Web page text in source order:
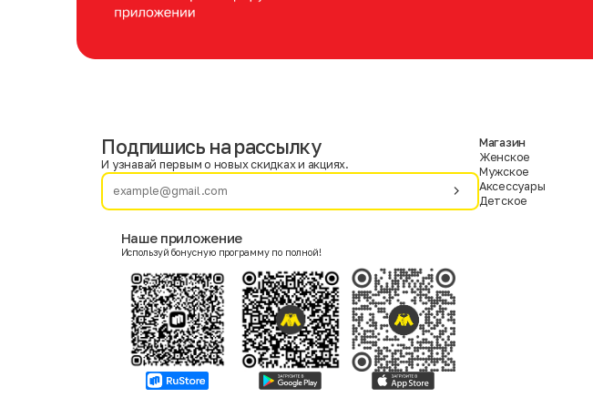
Фамилия
Женский
Согласие на получение чеков по электронной почте
Подпишись на рассылку
И узнавай первым о новых скидках и акциях.
Наше приложение
Используй бонусную программу по полной!
Магазин
Женское
Мужское
Аксессуары
Детское